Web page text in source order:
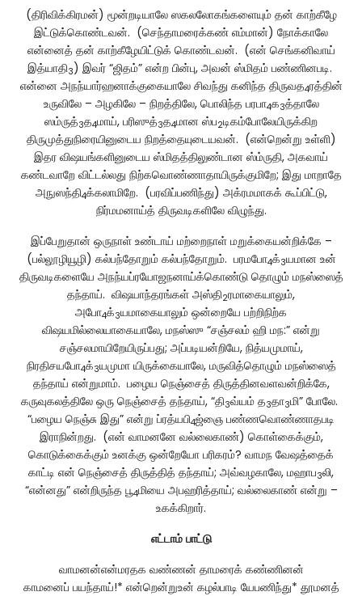
(திரிவிக்கிரமன்) மூன்றடியாலே ஸகலலோகங்களையும் தன் காற்கீழே
இட்டுக்கொண்டவன். (செந்தாமரைக்கண் எம்மான்) நோக்காலே
என்னைத் தன் காற்கீழேயிட்டுக் கொண்டவன். (என் செங்கனிவாய்
இத்யாதி3) இவர் “ஜிதம்” என்ற பின்பு, அவன் ஸ்மிதம் பண்ணினபடி.
என்னை அநந்யார்ஹனாக்குகையாலே சிவந்து கனிந்த திருவத4ரத்தின்
உருவிலே – அழகிலே – நிறத்திலே, பொலிந்த பரபா4க3த்தாலே
ஸம்ருத்3த4மாய், பரிஸுத்3த4மான ஸ்ப2டிகம்போலேயிருக்கிற
திருமுத்துநிரையினுடைய நிறத்தையுடையவன். (என்றென்று உள்ளி)
இதர விஷயங்களினுடைய ஸ்மிதத்திலுண்டான ஸ்ம்ருதி, அகவாய்
கண்டவாறே விட்டல்லது நிற்கவொண்ணாதாயிருக்குமிறே; இது மாறாதே
அநுஸந்தி4க்கலாமிறே. (பரவிப்பணிந்து) அக்ரமமாகக் கூப்பிட்டு,
நிர்மமனாய்த் திருவடிகளிலே விழுந்து.
இப்பேறுதான் ஒருநாள் உண்டாய் மற்றைநாள் மறுக்கையன்றிக்கே –
(பல்லூழியூழி) கல்பந்தோறும் கல்பந்தோறும். பரமபோ4க்3யமான உன்
திருவடிகளையே அநந்யப்ரயோஜநனாய்க்கொண்டு தொழும் மநஸ்ஸைத்
தந்தாய். விஷயாந்தரங்கள் அஸ்தி2ரமாகையாலும்,
அபோ4க்3யமாகையாலும் ஒன்றையே பற்றிநிற்க
விஷயமில்லையாகையாலே, மநஸ்ஸு “சஞ்சலம் ஹி மந:” என்று
சஞ்சலமாயிறேயிருப்பது; அப்படியன்றியே, நித்யமுமாய்,
நிரதிசயபோ4க்3யமுமா யிருக்கையாலே, மருவித்தொழும் மநஸ்ஸைத்
தந்தாய் என்றுமாம். பழைய நெஞ்சைத் திருத்தினவளவன்றிக்கே,
கருவுகலத்திலே ஒரு நெஞ்சைத் தந்தாய், “தி3வ்யம் த3தா3மி” போலே.
“பழைய நெஞ்சு இது” என்று ப்ரத்யபி4ஜ்ஞை பண்ணவொண்ணாதபடி
இராநின்றது. (என் வாமனனே வல்லைகாண்) கொள்கைக்கும்,
கொடுக்கைக்கும் உனக்கு ஒன்றேயோ பரிகரம்? வாமந வேஷத்தைக்
காட்டி என் நெஞ்சைத் திருத்தித் தந்தாய்; அவ்வழகாலே, மஹாப3லி,
“என்னது” என்றிருந்த பூ4மியை அபஹரித்தாய்; வல்லைகாண் என்று –
உகக்கிறார்.
எட்டாம் பாட்டு
வாமனன்என்மரதக வண்ணன் தாமரைக் கண்ணினன்
காமனைப் பயந்தாய்!* என்றென்றுஉன் கழல்பாடி யேபணிந்து* தூமனத்